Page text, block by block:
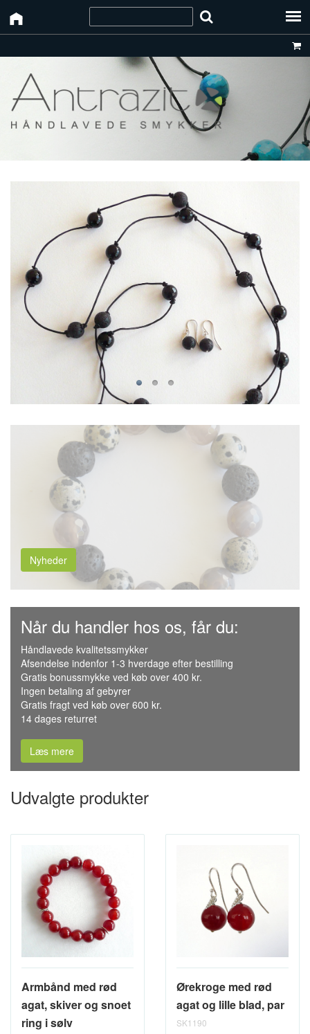
Nyheder
Når du handler hos os, får du:
Håndlavede kvalitetssmykker
Afsendelse indenfor 1-3 hverdage efter bestilling
Gratis bonussmykke ved køb over 400 kr.
Ingen betaling af gebyrer
Gratis fragt ved køb over 600 kr.
14 dages returret
Læs mere
Udvalgte produkter
Armbånd med rød
agat, skiver og snoet
ring i sølv
Ørekroge med rød
agat og lille blad, par
SK1190